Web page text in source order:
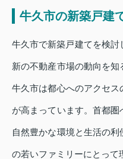
牛久市の新築戸建
牛久市で新築戸建てを検
新の不動産市場の動向を知
牛久市は都心へのアクセ
が高まっています。首都圏
自然豊かな環境と生活の
の若いファミリーにとって